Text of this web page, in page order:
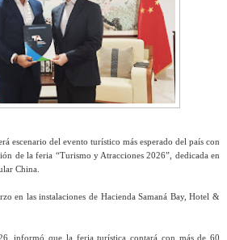
escenario del evento turístico más esperado del país con
de la feria “Turismo y Atracciones 2026”, dedicada en
China.
en las instalaciones de Hacienda Samaná Bay, Hotel &
informó que la feria turística contará con más de 60